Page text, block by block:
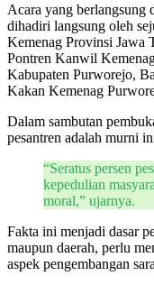
Acara yang
dihadiri langsung oleh
Kemenag Provinsi Jawa
Pontren Kanwil
Kabupaten Purworejo,
Kakan Kemenag
​Dalam sambutan
pesantren adalah murni
“Seratus persen
kepedulian
moral,” ujarnya.
Fakta ini menjadi dasar
maupun daerah, perlu
aspek pengembangan